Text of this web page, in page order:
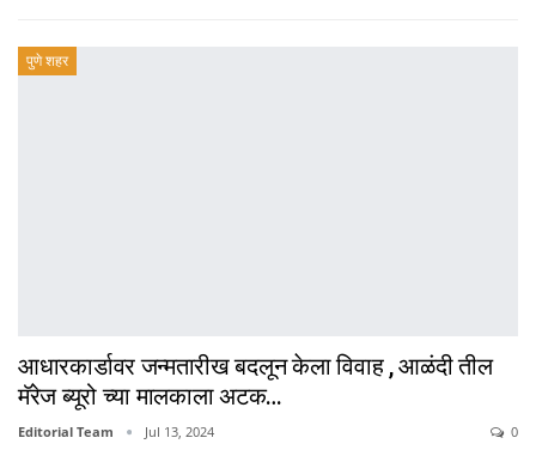
पुणे शहर
आधारकार्डावर जन्मतारीख बदलून केला विवाह , आळंदी तील
मॅरेज ब्यूरो च्या मालकाला अटक…
Editorial Team Jul 13, 2024
0